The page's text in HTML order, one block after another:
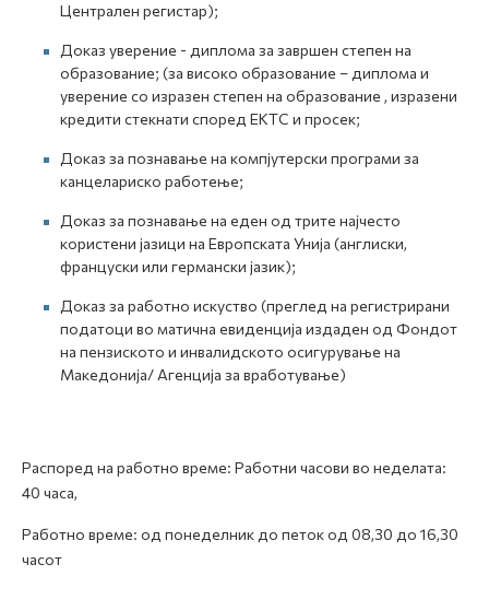
Централен регистар);
Доказ уверение - диплома за завршен степен на
образование; (за високо образование – диплома и
уверение со изразен степен на образование , изразени
кредити стекнати според ЕКТС и просек;
Доказ за познавање на компјутерски програми за
канцелариско работење;
Доказ за познавање на еден од трите најчесто
користени јазици на Европската Унија (англиски,
француски или германски јазик);
Доказ за работно искуство (преглед на регистрирани
податоци во матична евиденција издаден од Фондот
на пензиското и инвалидското осигурување на
Македонија/ Агенција за вработување)
Распоред на работно време: Работни часови во неделата:
40 часа,
Работно време: од понеделник до петок од 08,30 до 16,30
часот